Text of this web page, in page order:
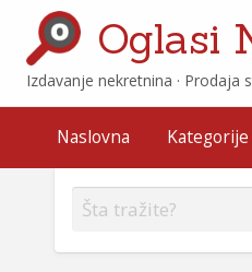
Promocije Kontakt
Oglasi
Izdavanje nekretnina · ‎Prodaja
Naslovna Kategorije